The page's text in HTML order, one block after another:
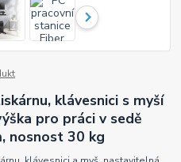
klávesnici s myší
pro práci v sedě
nosnost 30 kg